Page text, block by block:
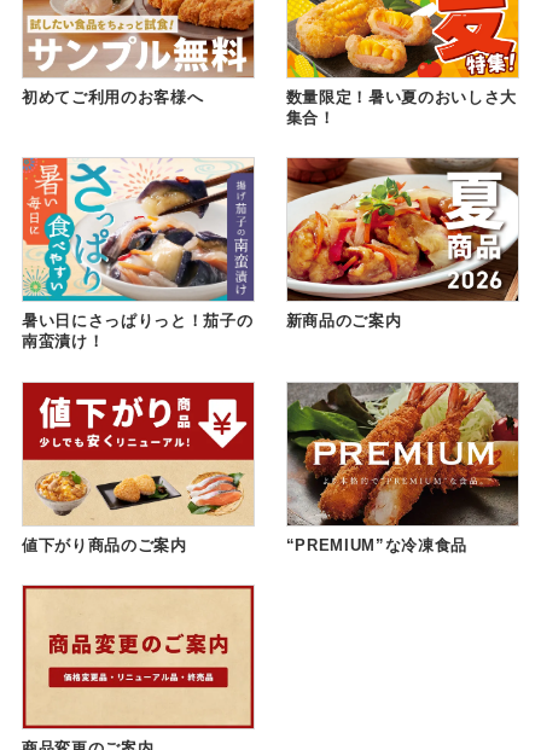
初めてご利用のお客様へ
数量限定！暑い夏のおいしさ大
集合！
暑い日にさっぱりっと！茄子の
南蛮漬け！
新商品のご案内
値下がり商品のご案内 “PREMIUM”な冷凍食品